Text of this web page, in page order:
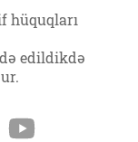
hüquqları
edildikdə